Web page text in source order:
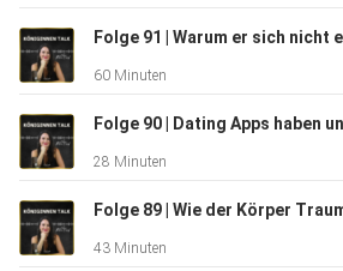
Hör rein, teile die Folge mit deiner
Inspirationen
verpasst.
So bekommst du deinen Traummann!
Platz in
60 Minuten
28 Minuten
43 Minuten